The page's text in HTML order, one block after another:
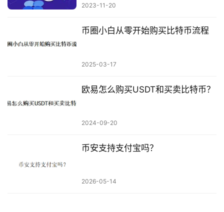
2023-11-20
币圈小白从零开始购买比特币流程
2025-03-17
欧易怎么购买USDT和买卖比特币？
2024-09-20
币安支持支付宝吗？
2026-05-14